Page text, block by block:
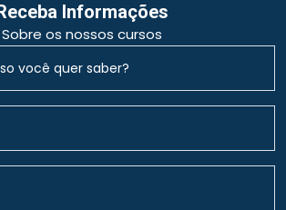
Informações
Sobre os nossos cursos